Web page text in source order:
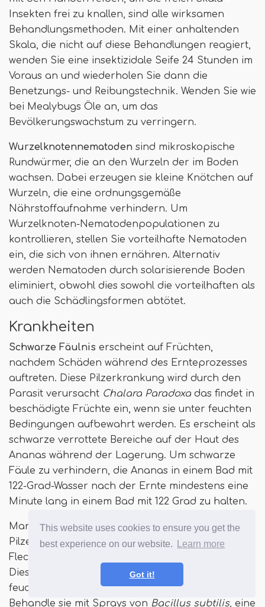
This website uses cookies to ensure you get the
best experience on our website.
Learn more
Got it!
Insekten frei zu knallen, sind alle wirksamen
Behandlungsmethoden. Mit einer anhaltenden
Skala, die nicht auf diese Behandlungen reagiert,
wenden Sie eine insektizidale Seife 24 Stunden im
Voraus an und wiederholen Sie dann die
Benetzungs- und Reibungstechnik. Wenden Sie wie
bei Mealybugs Öle an, um das
Bevölkerungswachstum zu verringern.
Wurzelknotennematoden sind mikroskopische
Rundwürmer, die an den Wurzeln der im Boden
wachsen. Dabei erzeugen sie kleine Knötchen auf
Wurzeln, die eine ordnungsgemäße
Nährstoffaufnahme verhindern. Um
Wurzelknoten-Nematodenpopulationen zu
kontrollieren, stellen Sie vorteilhafte Nematoden
ein, die sich von ihnen ernähren. Alternativ
werden Nematoden durch solarisierende Boden
eliminiert, obwohl dies sowohl die vorteilhaften als
auch die Schädlingsformen abtötet.
Krankheiten
Schwarze Fäulnis erscheint auf Früchten,
nachdem Schäden während des Ernteprozesses
auftreten. Diese Pilzerkrankung wird durch den
Parasit verursacht Chalara Paradoxa das findet in
beschädigte Früchte ein, wenn sie unter feuchten
Bedingungen aufbewahrt werden. Es erscheint als
schwarze verrottete Bereiche auf der Haut des
Ananas während der Lagerung. Um schwarze
Fäule zu verhindern, die Ananas in einem Bad mit
122-Grad-Wasser nach der Ernte mindestens eine
Minute lang in einem Bad mit 122 Grad zu halten.
MancheBlattfleckkrankheitenwerden auch durch
Pilze verursacht und beginnen als kleine braune
Flecken, die zu großen grauen Läsionen wachsen.
Diese Pilze verbreiten sich in Gebieten, die
feuchter oder sehr regnerisch sind, wie Hawaii.
Behandle sie mit Sprays von Bacillus subtilis, eine